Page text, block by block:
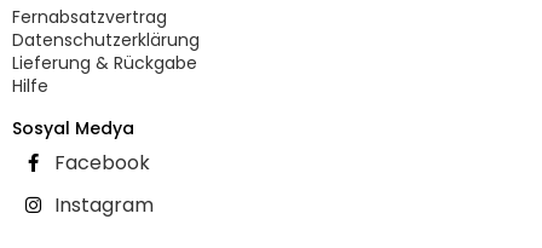
Fernabsatzvertrag
Datenschutzerklärung
Lieferung & Rückgabe
Hilfe
Sosyal Medya
Facebook
Instagram